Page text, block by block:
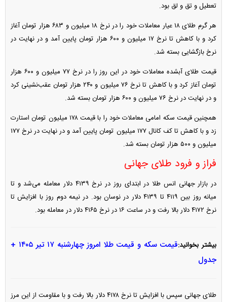
تعطیل و تق و لق بود.
هر گرم طلای ۱۸ عیار معاملات خود را در نرخ ۱۸ میلیون و ۶۸۳ هزار تومان آغاز
کرد و با کاهش تا نرخ ۱۷ میلیون و ۶۰۰ هزار تومان پایین آمد و در نهایت در
نرخ بازگشایی بسته شد.
قیمت طلای آبشده معاملات خود در این روز را در نرخ ۷۷ میلیون و ۶۰۰ هزار
تومان آغاز کرد و با کاهش تا نرخ ۷۶ میلیون و ۲۴۰ هزار تومان عقب‌نشینی کرد
و در نهایت در نرخ ۷۶ میلیون و ۶۰۰ هزار تومان بسته شد.
همچنین قیمت سکه امامی معاملات خود را با قیمت ۱۷۸ میلیون تومان استارت
زد و با کاهش تا کف کانال ۱۷۷ میلیون تومان پایین آمد و در نهایت در نرخ ۱۷۷
میلیون و ۵۰۰ هزار تومان بسته شد.
فراز و فرود طلای جهانی
در بازار جهانی انس طلا در ابتدای روز در نرخ ۴۱۳۹ دلار معامله می‌شد و تا
میانه روز بین ۴۱۱۹ تا ۴۱۳۹ دلار در نوسان بود. در نیمه دوم روز با افزایش تا
نرخ ۴۱۷۲ دلار بالا رفت و در ساعت ۱۶ در نرخ ۴۱۶۵ دلار در معامله بود.
بیشتر بخوانید:
قیمت سکه و قیمت طلا امروز چهارشنبه ۱۷ تیر ۱۴۰۵ +
جدول
طلای جهانی سپس با افزایش تا نرخ ۴۱۷۸ دلار بالا رفت و با مقاومت از این مرز